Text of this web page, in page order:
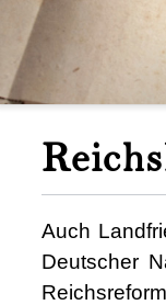
Auch
Deutscher